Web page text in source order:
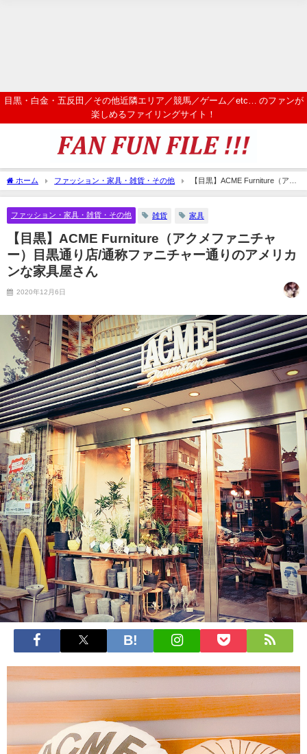
目黒・白金・五反田／その他近隣エリア／競馬／ゲーム／etc… のファンが
楽しめるファイリングサイト！
ホーム ファッション・家具・雑貨・その他
【目黒】ACME Furniture（アク
メファニチャー）目黒通り店/通称ファニチャー通りのアメリカンな家具屋さん
ファッション・家具・雑貨・その他 雑貨 家具
【目黒】ACME Furniture（アクメファニチャ
ー）目黒通り店/通称ファニチャー通りのアメリカ
ンな家具屋さん
2020年12月6日